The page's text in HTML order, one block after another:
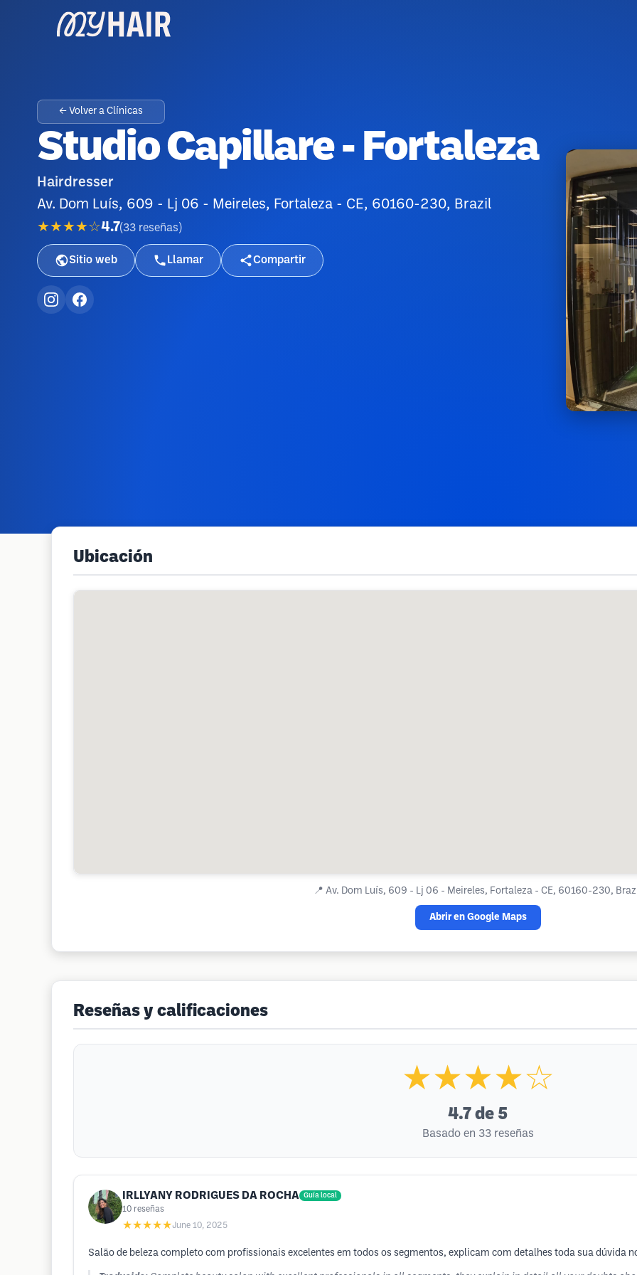
← Volver a Clínicas
Studio Capillare - Fortaleza
Hairdresser
Av. Dom Luís, 609 - Lj 06 - Meireles, Fortaleza - CE, 60160-230, Brazil
★★★★☆4.7(33 reseñas )
Sitio web Llamar Compartir
Ubicación
📍 Av. Dom Luís, 609 - Lj 06 - Meireles, Fortaleza - CE, 60160-230,
Abrir en Google Maps
Reseñas y calificaciones
★★★★☆
4.7 de 5
Basado en 33 reseñas
IRLLYANY RODRIGUES DA ROCHA Guía local
10 reseñas
★★★★★June 10, 2025
Salão de beleza completo com profissionais excelentes em todos os segmentos, explicam com detalhes toda sua dúvida